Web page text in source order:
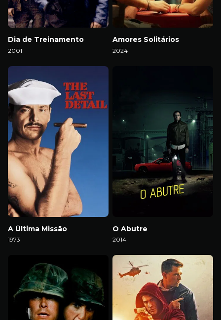
Dia de Treinamento
2001
Amores Solitários
2024
A Última Missão
1973
O Abutre
2014